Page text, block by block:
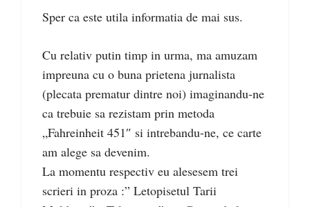
Sper ca este utila informatia de mai sus.
Cu relativ putin timp in urma, ma amuzam
impreuna cu o buna prietena jurnalista
(plecata prematur dintre noi) imaginandu-ne
ca trebuie sa rezistam prin metoda
„Fahreinheit 451″ si intrebandu-ne, ce carte
am alege sa devenim.
La momentu respectiv eu alesesem trei
scrieri in proza :” Letopisetul Tarii